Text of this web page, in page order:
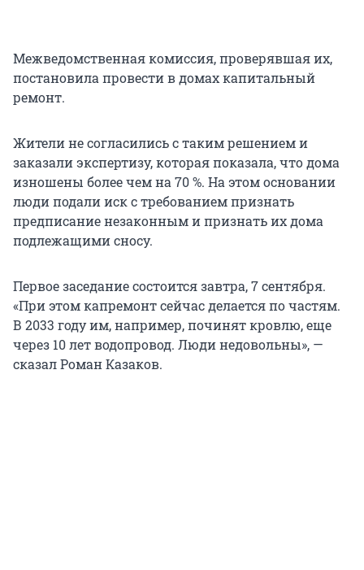
Межведомственная комиссия, проверявшая их,
постановила провести в домах капитальный
ремонт.
Жители не согласились с таким решением и
заказали экспертизу, которая показала, что дома
изношены более чем на 70 %. На этом основании
люди подали иск с требованием признать
предписание незаконным и признать их дома
подлежащими сносу.
Первое заседание состоится завтра, 7 сентября.
«При этом капремонт сейчас делается по частям.
В 2033 году им, например, починят кровлю, еще
через 10 лет водопровод. Люди недовольны», —
сказал Роман Казаков.